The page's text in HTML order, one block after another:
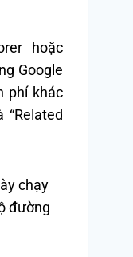
hoặc
Google
phí khác
chạy
đường